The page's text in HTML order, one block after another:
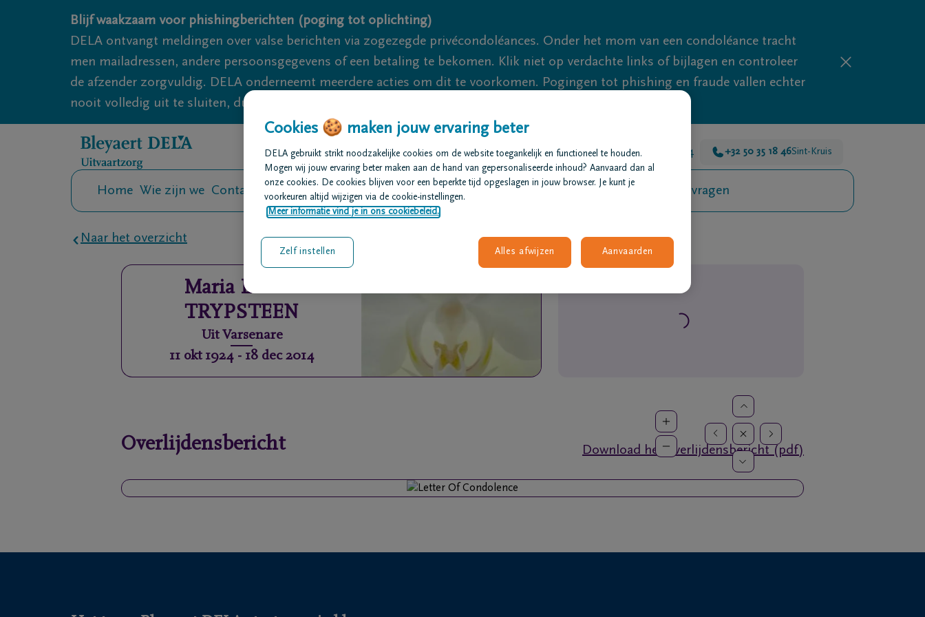
Overslaan en naar inhoud gaan
Blijf waakzaam voor phishingberichten (poging tot oplichting)
DELA ontvangt meldingen over valse berichten via zogezegde privécondoléances. Onder het mom van een condoléance tracht
men mailadressen, andere persoonsgegevens of een betaling te bekomen. Klik niet op verdachte links of bijlagen en controleer
de afzender zorgvuldig. DELA onderneemt meerdere acties om dit te voorkomen. Pogingen tot phishing en fraude vallen echter
nooit volledig uit te sluiten, dus blijf waakzaam.
We zijn er voor je 24u/24 +32 50 35 18 46Sint-Kruis
Home Wie zijn we Contact Uitvaart regelen Overlijdensberichten Ons uitvaartcentrum Veelgestelde vragen
Naar het overzicht
Maria Louiza
TRYPSTEEN
Uit Varsenare
11 okt 1924- 18 dec 2014
Overlijdensbericht Download het overlijdensbericht (pdf)
Cookies 🍪 maken jouw ervaring beter
DELA gebruikt strikt noodzakelijke cookies om de website toegankelijk en functioneel te houden.
Mogen wij jouw ervaring beter maken aan de hand van gepersonaliseerde inhoud? Aanvaard dan al
onze cookies. De cookies blijven voor een beperkte tijd opgeslagen in jouw browser. Je kunt je
voorkeuren altijd wijzigen via de cookie-instellingen.
Meer informatie vind je in ons cookiebeleid.
Alles afwijzen Aanvaarden
Zelf instellen